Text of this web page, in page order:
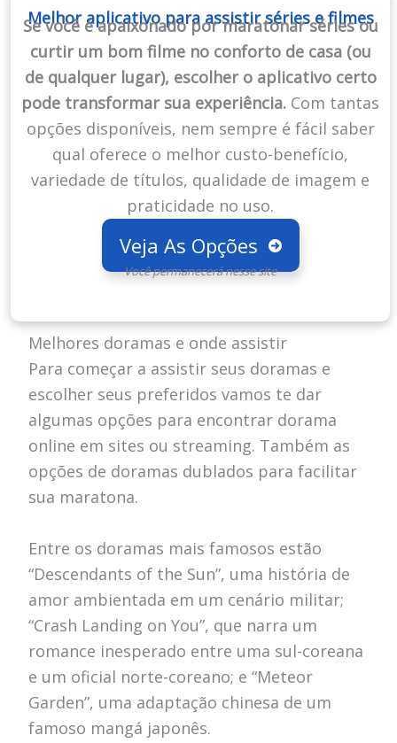
Melhor aplicativo para assistir séries e filmes
Se você é apaixonado por maratonar séries ou
curtir um bom filme no conforto de casa (ou
de qualquer lugar), escolher o aplicativo certo
pode transformar sua experiência. Com tantas
opções disponíveis, nem sempre é fácil saber
qual oferece o melhor custo-benefício,
variedade de títulos, qualidade de imagem e
praticidade no uso.
Veja As Opções
Você permanecerá nesse site
Melhores doramas e onde assistir
Para começar a assistir seus doramas e
escolher seus preferidos vamos te dar
algumas opções para encontrar dorama
online em sites ou streaming. Também as
opções de doramas dublados para facilitar
sua maratona.
Entre os doramas mais famosos estão
“Descendants of the Sun”, uma história de
amor ambientada em um cenário militar;
“Crash Landing on You”, que narra um
romance inesperado entre uma sul-coreana
e um oficial norte-coreano; e “Meteor
Garden”, uma adaptação chinesa de um
famoso mangá japonês.